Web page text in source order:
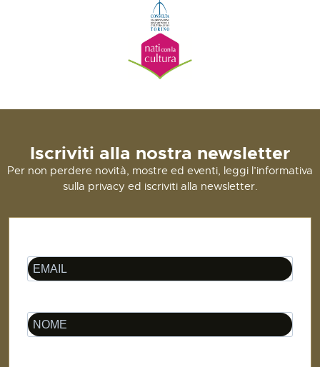
Iscriviti alla nostra newsletter
Per non perdere novità, mostre ed eventi, leggi l’informativa
sulla privacy ed iscriviti alla newsletter.